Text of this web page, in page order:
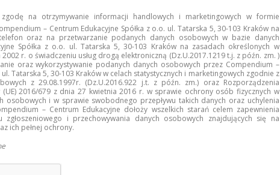
na otrzymywanie informacji handlowych i marketingowych w formie
– Centrum Edukacyjne Spółka z o.o. ul. Tatarska 5, 30-103 Kraków na
oraz na przetwarzanie podanych danych osobowych w bazie danych
Spółka z o.o. ul. Tatarska 5, 30-103 Kraków na zasadach określonych w
r. o świadczeniu usług drogą elektroniczną (Dz.U.2017.1219 t.j. z późn. zm. )
oraz wykorzystywanie podanych danych osobowych przez Compendium –
ul. Tatarska 5, 30-103 Kraków w celach statystycznych i marketingowych zgodnie z
z 29.08.1997r. (Dz.U.2016.922 j.t. z późn. zm.) oraz Rozporządzenia
2016/679 z dnia 27 kwietnia 2016 r. w sprawie ochrony osób fizycznych w
osobowych i w sprawie swobodnego przepływu takich danych oraz uchylenia
– Centrum Edukacyjne dołoży wszelkich starań celem zapewnienia
zgłoszeniowego i przechowywania danych osobowych znajdujących się na
ich pełnej ochrony.